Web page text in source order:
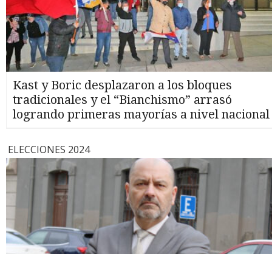
Kast y Boric desplazaron a los bloques
tradicionales y el “Bianchismo” arrasó
logrando primeras mayorías a nivel nacional
ELECCIONES 2024